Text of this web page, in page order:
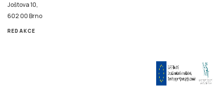
Joštova 10,
602 00 Brno
REDAKCE